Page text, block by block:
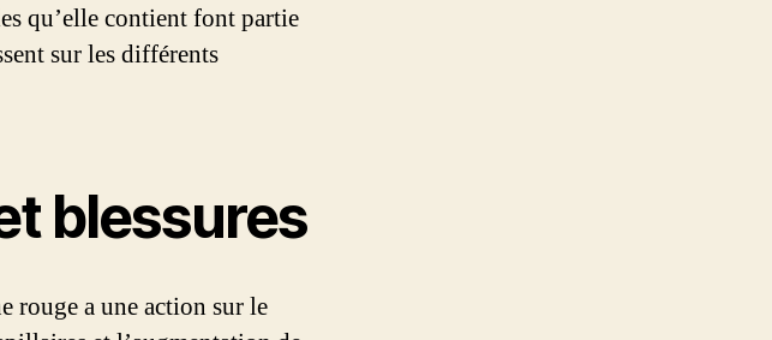
qu’elle contient font partie
sur les différents
blessures
rouge a une action sur le